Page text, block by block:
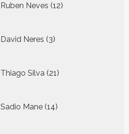
Ruben Neves 12
producten
David Neres 3
producten
Thiago Silva 21
producten
Sadio Mane 14
producten